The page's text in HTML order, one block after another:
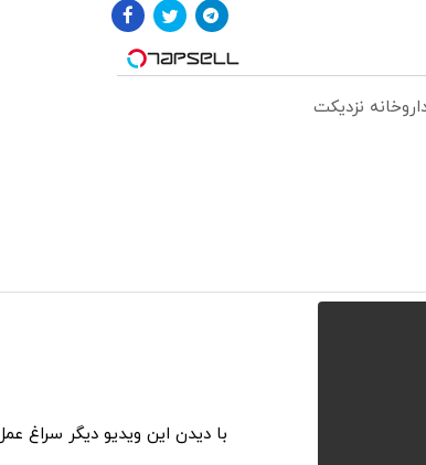
با دیدن این ویدیو دیگر سراغ